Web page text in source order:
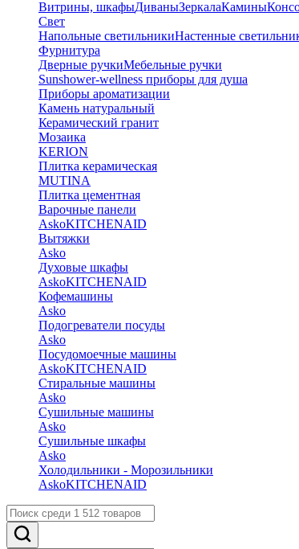
Витрины, шкафыДиваныЗеркалаКамины
Свет
Напольные светильникиНастенные
Фурнитура
Дверные ручкиМебельные ручки
Sunshower-wellness приборы для душа
Приборы ароматизации
Камень натуральный
Керамический гранит
Мозаика
KERION
Плитка керамическая
MUTINA
Плитка цементная
Варочные панели
AskoKITCHENAID
Вытяжки
Asko
Духовые шкафы
AskoKITCHENAID
Кофемашины
Asko
Подогреватели посуды
Asko
Посудомоечные машины
AskoKITCHENAID
Стиральные машины
Asko
Сушильные машины
Asko
Сушильные шкафы
Asko
Холодильники - Морозильники
AskoKITCHENAID